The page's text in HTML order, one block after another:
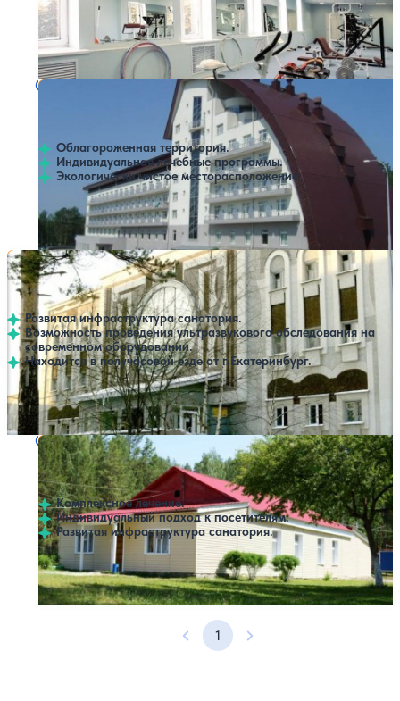
Профилей лечения:6 Крытый бассейн SPA
Санаторий Руш
Нижний Тагил
Облагороженная территория.
Индивидуальная лечебные программы.
Экологически чистое месторасположение.
Профилей лечения:5 Крытый бассейн
Нет цен или свободных мест на выбранные даты
Выбрать другой вариант
Санаторий Соколиный Камень
3.842 отзыва
Нижний Тагил
Развитая инфраструктура санатория.
Возможность проведения ультразвукового обследования на
современном оборудовании.
Находится в получасовой езде от г.Екатеринбург.
Профилей лечения:5 Крытый бассейн SPA
Нет цен или свободных мест на выбранные даты
Выбрать другой вариант
Санаторий Талый Ключ
51 отзыв
Нижний Тагил
Комплексное лечение.
Индивидуальный подход к посетителям.
Развитая инфраструктура санатория.
Профилей лечения:7 Крытый бассейн SPA
Нет цен или свободных мест на выбранные даты
Выбрать другой вариант
Предыдущая страница
1 Следующая страница